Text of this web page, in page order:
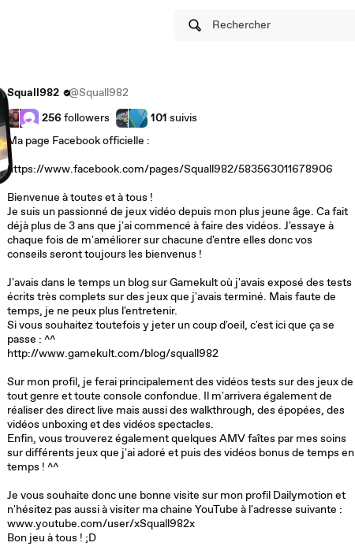
Rechercher
Squall982
@Squall982
256 followers 101 suivis
Ma page Facebook officielle :
https://www.facebook.com/pages/Squall982/583563011678906
Bienvenue à toutes et à tous !
Je suis un passionné de jeux vidéo depuis mon plus jeune âge. Ca fait
déjà plus de 3 ans que j'ai commencé à faire des vidéos. J'essaye à
chaque fois de m'améliorer sur chacune d'entre elles donc vos
conseils seront toujours les bienvenus !
J'avais dans le temps un blog sur Gamekult où j'avais exposé des tests
écrits très complets sur des jeux que j'avais terminé. Mais faute de
temps, je ne peux plus l'entretenir.
Si vous souhaitez toutefois y jeter un coup d'oeil, c'est ici que ça se
passe : ^^
http://www.gamekult.com/blog/squall982
Sur mon profil, je ferai principalement des vidéos tests sur des jeux de
tout genre et toute console confondue. Il m'arrivera également de
réaliser des direct live mais aussi des walkthrough, des épopées, des
vidéos unboxing et des vidéos spectacles.
Enfin, vous trouverez également quelques AMV faîtes par mes soins
sur différents jeux que j'ai adoré et puis des vidéos bonus de temps en
temps ! ^^
Je vous souhaite donc une bonne visite sur mon profil Dailymotion et
n'hésitez pas aussi à visiter ma chaine YouTube à l'adresse suivante :
www.youtube.com/user/xSquall982x
Bon jeu à tous ! ;D